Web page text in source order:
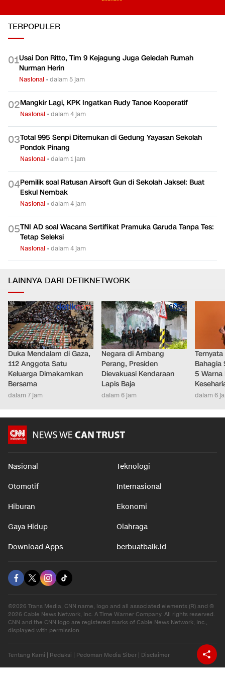
TERPOPULER
01Usai Don Ritto, Tim 9 Kejagung Juga Geledah Rumah
Nurman Herin
Nasional •dalam 5 jam
02Mangkir Lagi, KPK Ingatkan Rudy Tanoe Kooperatif
Nasional •dalam 4 jam
03Total 995 Senpi Ditemukan di Gedung Yayasan Sekolah
Pondok Pinang
Nasional •dalam 1 jam
04Pemilik soal Ratusan Airsoft Gun di Sekolah Jaksel: Buat
Eskul Nembak
Nasional •dalam 4 jam
05TNI AD soal Wacana Sertifikat Pramuka Garuda Tanpa Tes:
Tetap Seleksi
Nasional •dalam 4 jam
LAINNYA DARI DETIKNETWORK
Duka Mendalam di Gaza,
112 Anggota Satu
Keluarga Dimakamkan
Bersama
dalam 7 jam
Negara di Ambang
Perang, Presiden
Dievakuasi Kendaraan
Lapis Baja
dalam 6 jam
Bahagia
5
dalam 6
Nasional Teknologi
Otomotif Internasional
Hiburan Ekonomi
Gaya Hidup Olahraga
Download Apps berbuatbaik.id
©2026 Trans Media, CNN name, logo and all associated elements (R) and ©
2026 Cable News Network, Inc. A Time Warner Company. All rights reserved.
CNN and the CNN logo are registered marks of Cable News Network, Inc.,
displayed with permission.
Tentang Kami Redaksi Pedoman Media Siber Disclaimer